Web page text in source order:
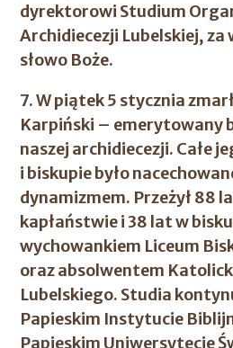
dyrektorowi Studium
Archidiecezji Lubelskiej, za
słowo Boże.
7. W piątek 5 stycznia
Karpiński – emerytowany
naszej archidiecezji. Całe
i biskupie było
dynamizmem. Przeżył 88
kapłaństwie i 38 lat w
wychowankiem Liceum
oraz absolwentem
Lubelskiego. Studia
Papieskim Instytucie
Papieskim Uniwersytecie